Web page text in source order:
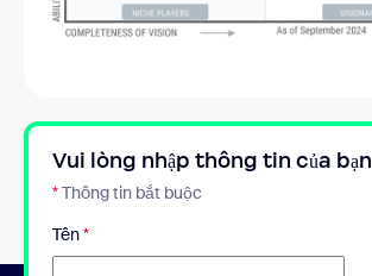
Vui lòng nhập thông tin của bạn
*Thông tin bắt buộc
Tên*